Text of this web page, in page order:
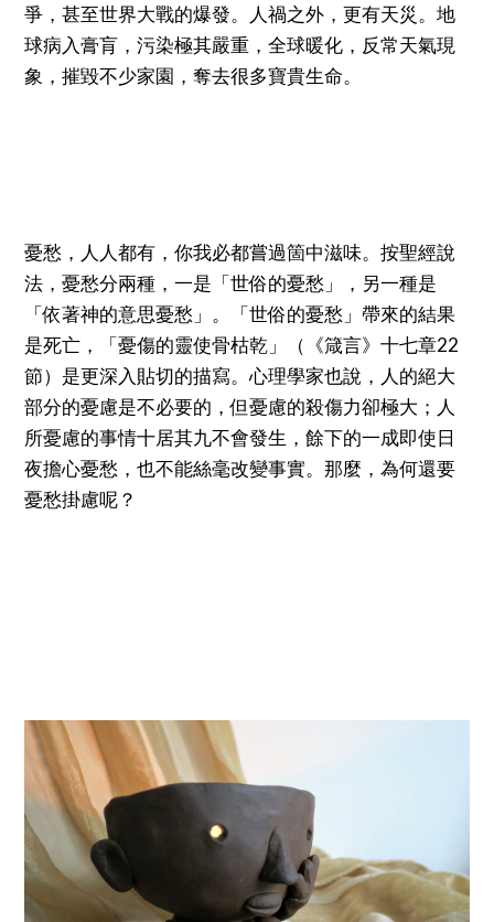
爭，甚至世界大戰的爆發。人禍之外，更有天災。地
球病入膏肓，污染極其嚴重，全球暖化，反常天氣現
象，摧毀不少家園，奪去很多寶貴生命。
憂愁，人人都有，你我必都嘗過箇中滋味。按聖經說
法，憂愁分兩種，一是「世俗的憂愁」，另一種是
「依著神的意思憂愁」。「世俗的憂愁」帶來的結果
是死亡，「憂傷的靈使骨枯乾」（《箴言》十七章22
節）是更深入貼切的描寫。心理學家也說，人的絕大
部分的憂慮是不必要的，但憂慮的殺傷力卻極大；人
所憂慮的事情十居其九不會發生，餘下的一成即使日
夜擔心憂愁，也不能絲毫改變事實。那麼，為何還要
憂愁掛慮呢？